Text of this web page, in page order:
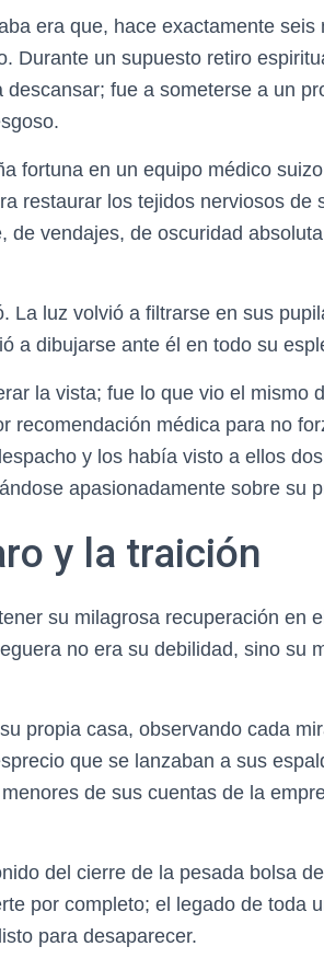
era que, hace exactamente seis
Durante un supuesto retiro
fue a someterse a un
fortuna en un equipo médico
restaurar los tejidos nerviosos de
de vendajes, de oscuridad
La luz volvió a filtrarse en sus
a dibujarse ante él en todo su
la vista; fue lo que vio el mismo
recomendación médica para no
y los había visto a ellos
apasionadamente sobre su
y la traición
su milagrosa recuperación en
no era su debilidad, sino su
propia casa, observando cada
que se lanzaban a sus
de sus cuentas de la
del cierre de la pesada bolsa
por completo; el legado de toda
para desaparecer.